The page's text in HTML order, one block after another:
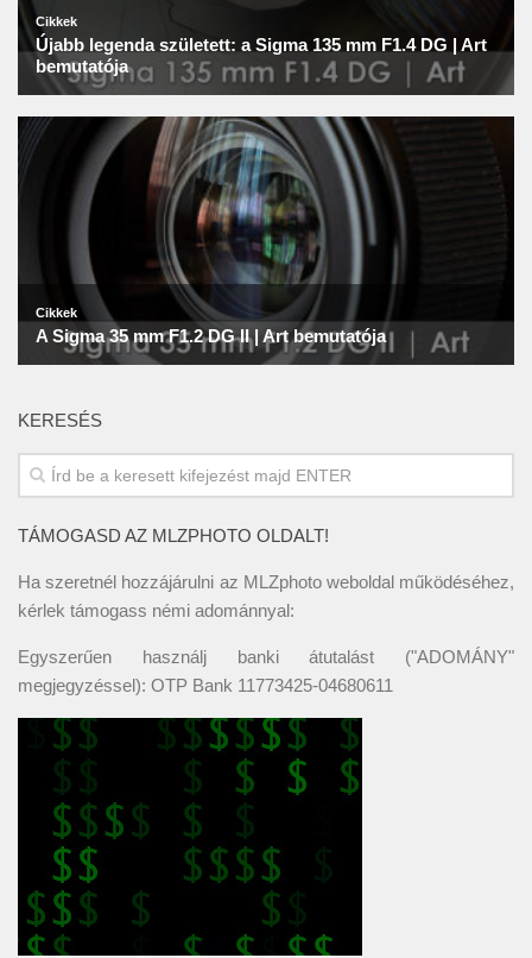
KERESÉS
TÁMOGASD AZ MLZPHOTO OLDALT!
Ha szeretnél hozzájárulni az MLZphoto weboldal működéséhez,
kérlek támogass némi adománnyal:
Egyszerűen használj banki átutalást ("ADOMÁNY"
megjegyzéssel): OTP Bank 11773425-04680611